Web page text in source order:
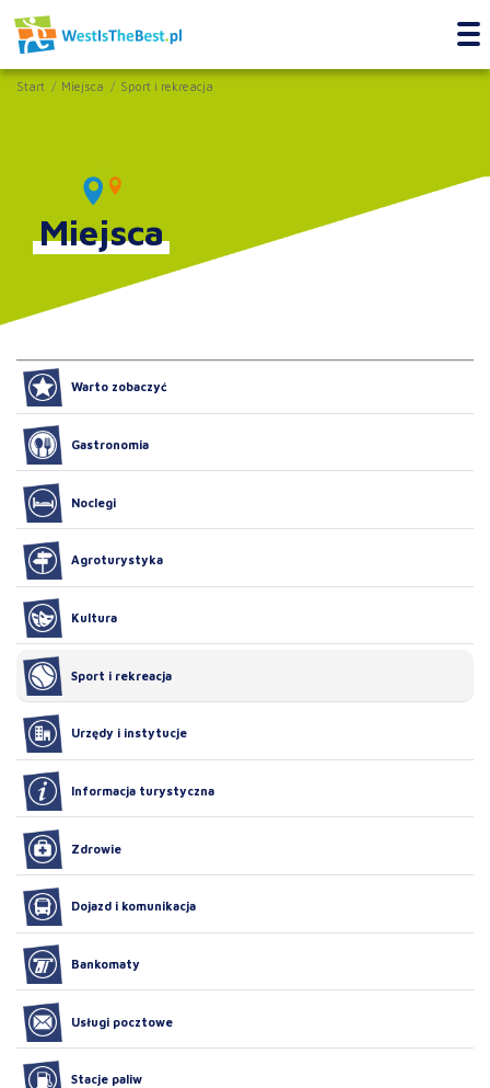
Start Miejsca Sport i rekreacja
Miejsca
Warto zobaczyć
Gastronomia
Noclegi
Agroturystyka
Kultura
Sport i rekreacja
Urzędy i instytucje
Informacja turystyczna
Zdrowie
Dojazd i komunikacja
Bankomaty
Usługi pocztowe
Stacje paliw